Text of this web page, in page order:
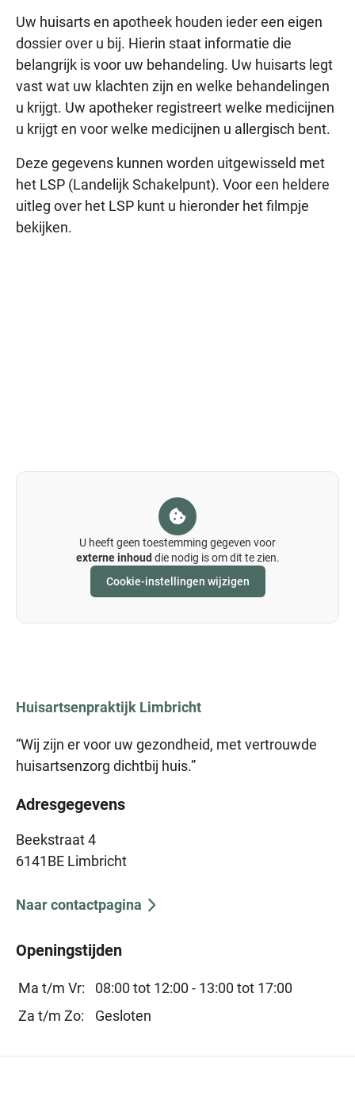
Uw huisarts en apotheek houden ieder een eigen
dossier over u bij. Hierin staat informatie die
belangrijk is voor uw behandeling. Uw huisarts legt
vast wat uw klachten zijn en welke behandelingen
u krijgt. Uw apotheker registreert welke medicijnen
u krijgt en voor welke medicijnen u allergisch bent.
Deze gegevens kunnen worden uitgewisseld met
het LSP (Landelijk Schakelpunt). Voor een heldere
uitleg over het LSP kunt u hieronder het filmpje
bekijken.
U heeft geen toestemming gegeven voor
externe inhoud die nodig is om dit te zien.
Cookie-instellingen wijzigen
Huisartsenpraktijk Limbricht
“Wij zijn er voor uw gezondheid, met vertrouwde
huisartsenzorg dichtbij huis.”
Adresgegevens
Beekstraat 4
6141BE Limbricht
Naar contactpagina
Openingstijden
Ma t/m Vr: 08:00 tot 12:00 - 13:00 tot 17:00
Za t/m Zo:
Gesloten